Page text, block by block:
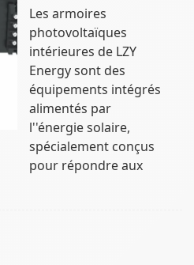
Les armoires
photovoltaïques
intérieures de LZY
Energy sont des
équipements intégrés
alimentés par
l''énergie solaire,
spécialement conçus
pour répondre aux